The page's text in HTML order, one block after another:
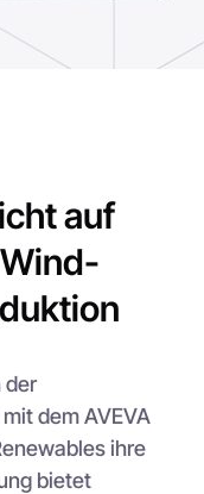
auf
der
dem AVEVA
ihre
bietet